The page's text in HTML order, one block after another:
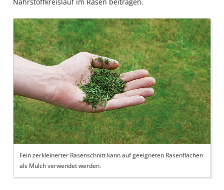
Fein zerkleinerter Rasenschnitt kann auf geeigneten Rasenflächen
als Mulch verwendet werden.